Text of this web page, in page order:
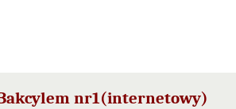
nr1(internetowy)